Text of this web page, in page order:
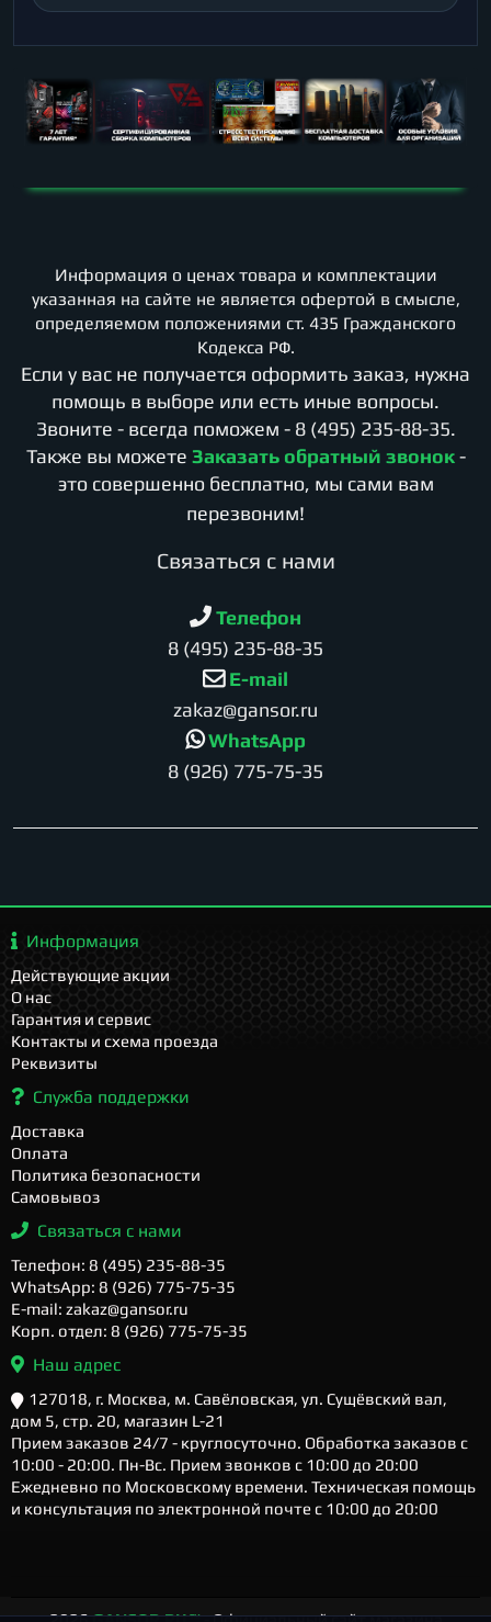
Информация о ценах товара и комплектации
указанная на сайте не является офертой в смысле,
определяемом положениями ст. 435 Гражданского
Кодекса РФ.
Если у вас не получается оформить заказ, нужна
помощь в выборе или есть иные вопросы.
Звоните - всегда поможем - 8 (495) 235-88-35.
Также вы можете Заказать обратный звонок -
это совершенно бесплатно, мы сами вам
перезвоним!
Cвязаться с нами
Телефон
8 (495) 235-88-35
E-mail
zakaz@gansor.ru
WhatsApp
8 (926) 775-75-35
Информация
Действующие акции
О нас
Гарантия и сервис
Контакты и схема проезда
Реквизиты
Служба поддержки
Доставка
Оплата
Политика безопасности
Самовывоз
Связаться с нами
Телефон: 8 (495) 235-88-35
WhatsApp: 8 (926) 775-75-35
E-mail: zakaz@gansor.ru
Корп. отдел: 8 (926) 775-75-35
Наш адрес
127018, г. Москва, м. Савёловская, ул. Сущёвский вал,
дом 5, стр. 20, магазин L-21
Прием заказов 24/7 - круглосуточно. Обработка заказов с
10:00 - 20:00. Пн-Вс. Прием звонков с 10:00 до 20:00
Ежедневно по Московскому времени. Техническая помощь
и консультация по электронной почте с 10:00 до 20:00